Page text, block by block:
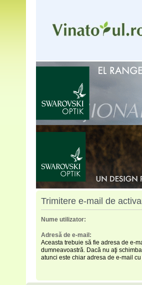
Trimitere e-mail de
Nume utilizator:
Adresă de e-mail:
Aceasta trebuie să fie adresa de e-
dumneavoastră. Dacă nu aţi
atunci este chiar adresa de e-mail